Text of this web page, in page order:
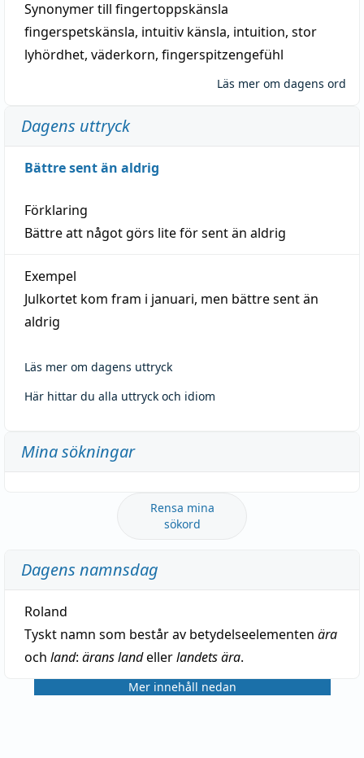
Synonymer till fingertoppskänsla
fingerspetskänsla, intuitiv känsla, intuition, stor
lyhördhet, väderkorn, fingerspitzengefühl
Läs mer om dagens ord
Dagens uttryck
Bättre sent än aldrig
Förklaring
Bättre att något görs lite för sent än aldrig
Exempel
Julkortet kom fram i januari, men bättre sent än
aldrig
Läs mer om dagens uttryck
Här hittar du alla uttryck och idiom
Mina sökningar
Rensa mina
sökord
Dagens namnsdag
Roland
Tyskt namn som består av betydelseelementen ära
och land: ärans landellerlandets ära.
Mer innehåll nedan